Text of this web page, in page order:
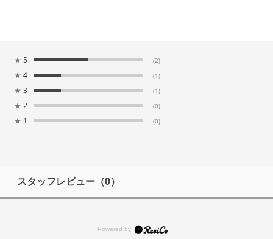
★ 5 (2)
★ 4 (1)
★ 3 (1)
★ 2 (0)
★ 1 (0)
スタッフレビュー（0）